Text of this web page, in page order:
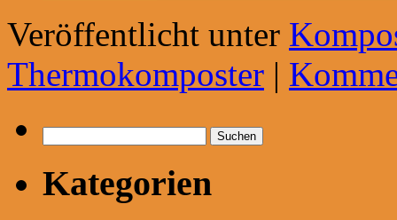
Veröffentlicht unter
Thermokomposter |
nach:
Kategorien